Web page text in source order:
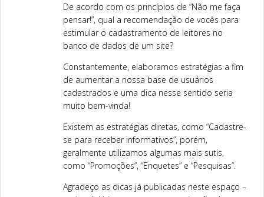
De acordo com os princípios de “Não me faça
pensar!”, qual a recomendação de vocês para
estimular o cadastramento de leitores no
banco de dados de um site?
Constantemente, elaboramos estratégias a fim
de aumentar a nossa base de usuários
cadastrados e uma dica nesse sentido seria
muito bem-vinda!
Existem as estratégias diretas, como “Cadastre-
se para receber informativos”, porém,
geralmente utilizamos algumas mais sutis,
como “Promoções”, “Enquetes” e “Pesquisas”.
Agradeço as dicas já publicadas neste espaço –